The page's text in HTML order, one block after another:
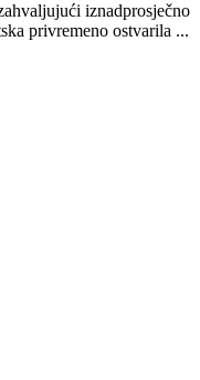
iznadprosječno
privremeno ostvarila ...